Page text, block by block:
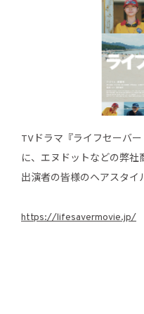
TVドラマ『ライフセーバ
に、エヌドットなどの弊社
出演者の皆様のヘアスタイ
https://lifesavermovie.jp/